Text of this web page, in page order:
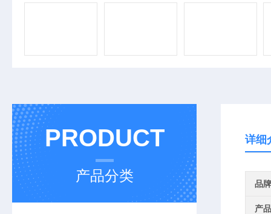
PRODUCT
产品分类
详细
品牌
产